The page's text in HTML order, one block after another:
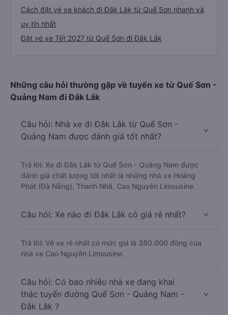
Cách đặt vé xe khách đi Đắk Lắk từ Quế Sơn nhanh và
uy tín nhất
Đặt vé xe Tết 2027 từ Quế Sơn đi Đắk Lắk
Những câu hỏi thường gặp về tuyến xe từ Quế Sơn -
Quảng Nam đi Đắk Lắk
Câu hỏi: Nhà xe đi Đắk Lắk từ Quế Sơn -
Quảng Nam được đánh giá tốt nhất?
Trả lời: Xe đi Đắk Lắk từ Quế Sơn - Quảng Nam được
đánh giá chất lượng tốt nhất là những nhà xe Hoàng
Phát (Đà Nẵng), Thanh Nhã, Cao Nguyên Limousine.
Câu hỏi: Xe nào đi Đắk Lắk có giá rẻ nhất?
Trả lời: Vé xe rẻ nhất có mức giá là 380.000 đồng của
nhà xe Cao Nguyên Limousine.
Câu hỏi: Có bao nhiêu nhà xe đang khai
thác tuyến đường Quế Sơn - Quảng Nam -
Đắk Lắk ?